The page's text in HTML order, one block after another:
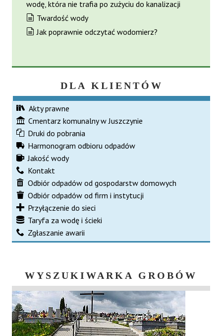
wodę, która nie trafia po zużyciu do kanalizacji
Twardość wody
Jak poprawnie odczytać wodomierz?
DLA KLIENTÓW
Akty prawne
Cmentarz komunalny w Juszczynie
Druki do pobrania
Harmonogram odbioru odpadów
Jakość wody
Kontakt
Odbiór odpadów od gospodarstw domowych
Odbiór odpadów od firm i instytucji
Przyłączenie do sieci
Taryfa za wodę i ścieki
Zgłaszanie awarii
WYSZUKIWARKA GROBÓW